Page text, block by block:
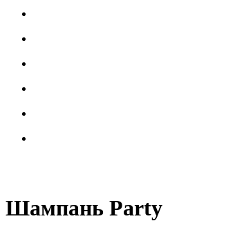
Шампань Party